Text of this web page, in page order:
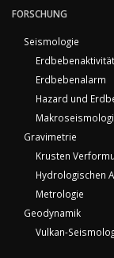
FORSCHUNG
Seismologie
Erdbebenaktivität
Erdbebenalarm
Hazard und
Gravimetrie
Krusten
Hydrologischen
Metrologie
Geodynamik
Vulkan-